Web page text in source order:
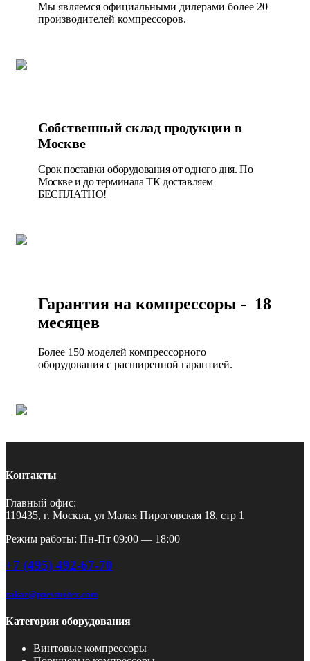
Мы являемся официальными дилерами более 20
производителей компрессоров.
Собственный склад продукции в
Москве
Срок поставки оборудования от одного дня. По
Москве и до терминала ТК доставляем
БЕСПЛАТНО!
Гарантия на компрессоры - 18
месяцев
Более 150 моделей компрессорного
оборудования с расширенной гарантией.
Контакты
Главный офис:
119435, г. Москва, ул Малая Пироговская 18, стр 1
Режим работы: Пн-Пт 09:00 — 18:00
+7 (495) 492-67-70
zakaz@pnevmotex.com
Категории оборудования
Винтовые компрессоры